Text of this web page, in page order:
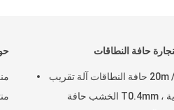
حافة النطاقات
20m / Min حافة النطاقات آلة تقريب
الزاوية ، T0.4mm الخشب حافة